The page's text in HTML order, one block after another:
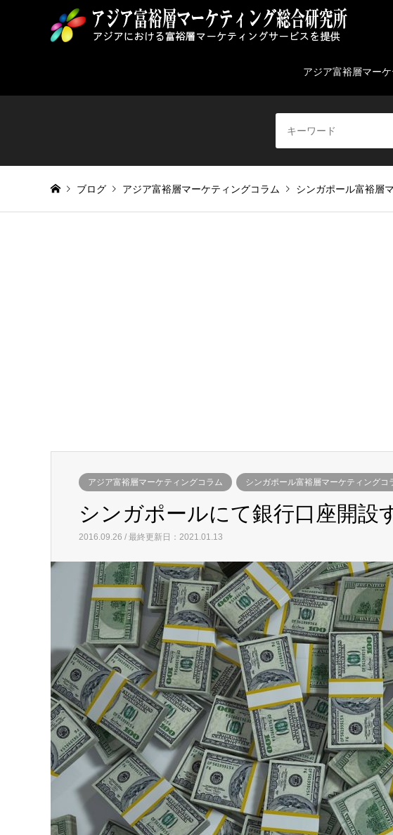
アジア富裕層マー
ブログ アジア富裕層マーケティングコラム シンガポール富裕層
アジア富裕層マーケティングコラム シンガポール富裕層マーケティングコ
シンガポールにて銀行口座開設
2016.09.26 / 最終更新日：2021.01.13